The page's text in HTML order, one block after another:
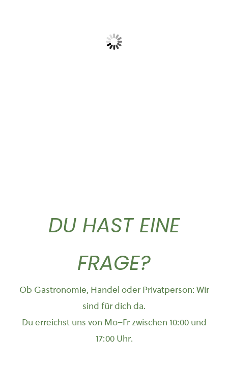
DU HAST EINE
FRAGE?
Ob Gastronomie, Handel oder Privatperson: Wir
sind für dich da.
Du erreichst uns von Mo–Fr zwischen 10:00 und
17:00 Uhr.